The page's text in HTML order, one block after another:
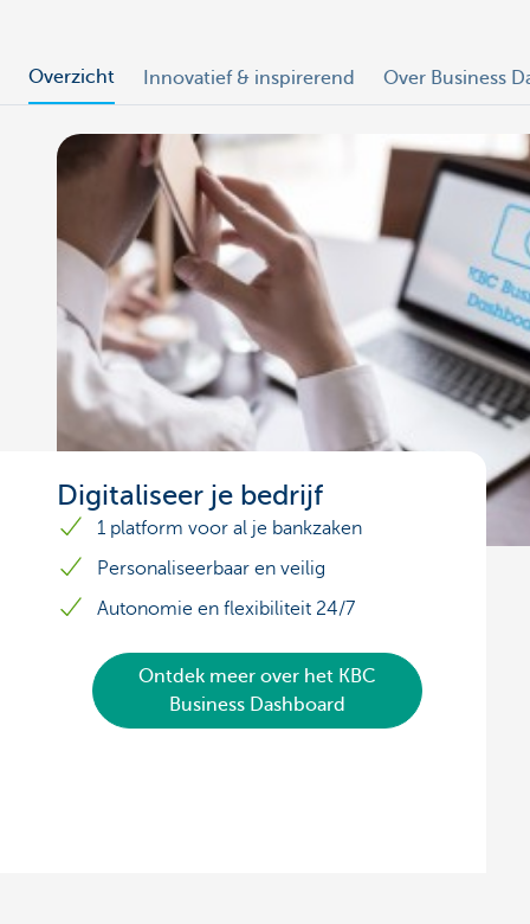
Overzicht Innovatief & inspirerend Over Business
Digitaliseer je bedrijf
1 platform voor al je bankzaken
Personaliseerbaar en veilig
Autonomie en flexibiliteit 24/7
Ontdek meer over het KBC
Business Dashboard